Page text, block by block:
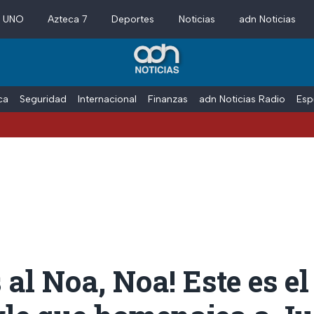
Azteca 7 Deportes Noticias adn Noticias
Seguridad Internacional Finanzas adn Noticias Radio
al Noa, Noa! Este es